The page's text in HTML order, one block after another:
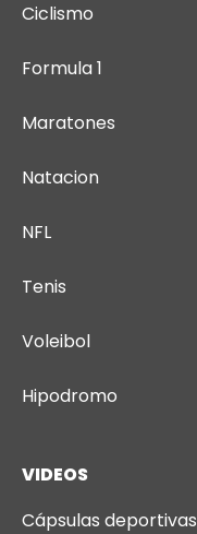
Ciclismo
Formula 1
Maratones
Natacion
NFL
Tenis
Voleibol
Hipodromo
VIDEOS
Cápsulas deportivas